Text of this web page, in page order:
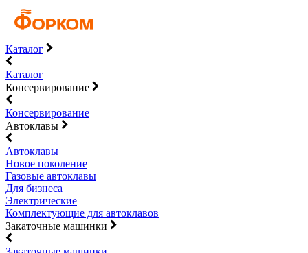
Каталог
Каталог
Консервирование
Консервирование
Автоклавы
Автоклавы
Новое поколение
Газовые автоклавы
Для бизнеса
Электрические
Комплектующие для автоклавов
Закаточные машинки